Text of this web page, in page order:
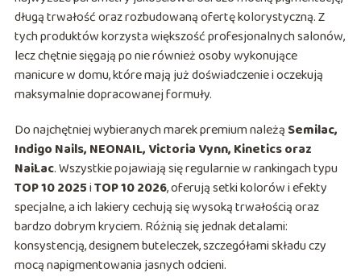
długą trwałość oraz rozbudowaną ofertę kolorystyczną. Z
tych produktów korzysta większość profesjonalnych salonów,
lecz chętnie sięgają po nie również osoby wykonujące
manicure w domu, które mają już doświadczenie i oczekują
maksymalnie dopracowanej formuły.
Do najchętniej wybieranych marek premium należą Semilac,
Indigo Nails, NEONAIL, Victoria Vynn, Kinetics oraz
NaiLac. Wszystkie pojawiają się regularnie w rankingach typu
TOP 10 2025iTOP 10 2026, oferują setki kolorów i efekty
specjalne, a ich lakiery cechują się wysoką trwałością oraz
bardzo dobrym kryciem. Różnią się jednak detalami:
konsystencją, designem buteleczek, szczegółami składu czy
mocą napigmentowania jasnych odcieni.